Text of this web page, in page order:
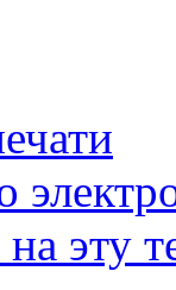
на эту